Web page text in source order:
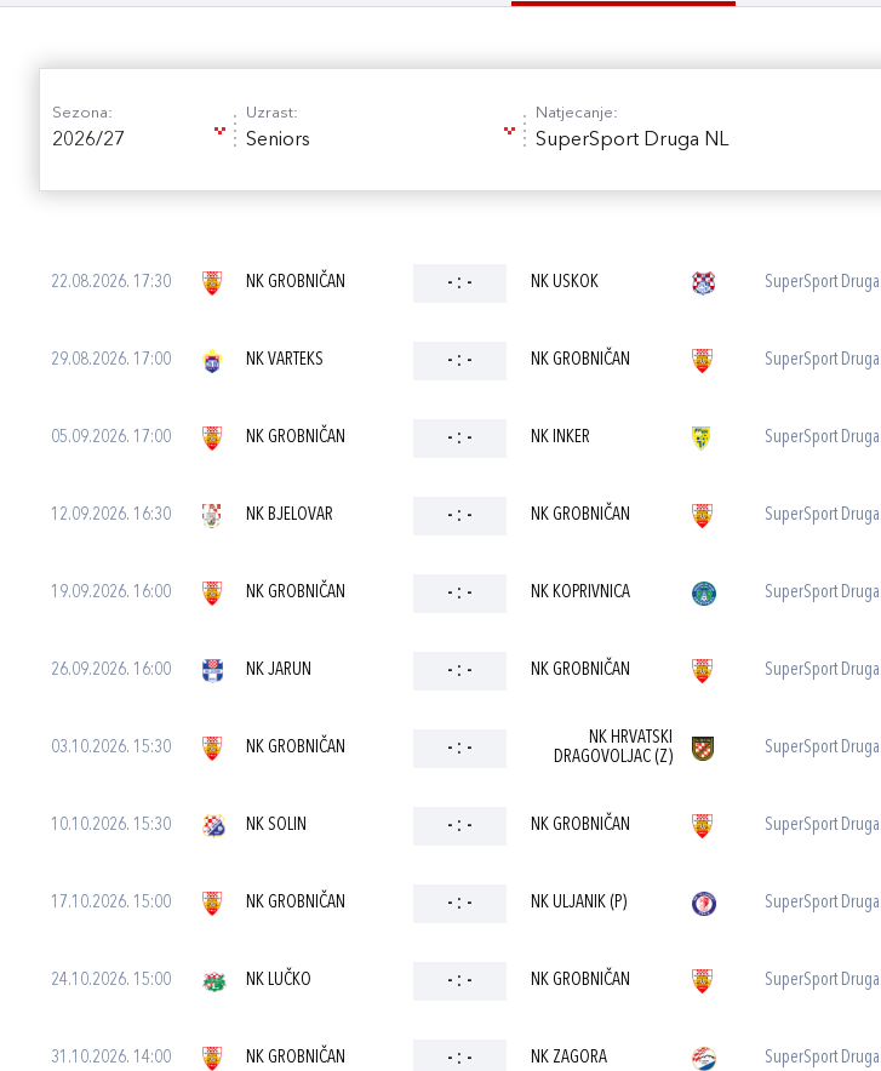
Sezona:
2026/27
Uzrast:
Seniors
Natjecanje:
SuperSport Druga NL
22.08.2026. 17:30 NK GROBNIČAN - : - NK USKOK SuperSport
29.08.2026. 17:00 NK VARTEKS - : - NK GROBNIČAN SuperSport
05.09.2026. 17:00 NK GROBNIČAN - : - NK INKER SuperSport
12.09.2026. 16:30 NK BJELOVAR - : - NK GROBNIČAN SuperSport
19.09.2026. 16:00 NK GROBNIČAN - : - NK KOPRIVNICA SuperSport
26.09.2026. 16:00 NK JARUN - : - NK GROBNIČAN SuperSport
03.10.2026. 15:30 NK GROBNIČAN - : -
NK HRVATSKI
DRAGOVOLJAC (Z)
SuperSport
10.10.2026. 15:30 NK SOLIN - : - NK GROBNIČAN SuperSport
17.10.2026. 15:00 NK GROBNIČAN - : - NK ULJANIK (P) SuperSport
24.10.2026. 15:00 NK LUČKO - : - NK GROBNIČAN SuperSport
31.10.2026. 14:00 NK GROBNIČAN - : - NK ZAGORA SuperSport